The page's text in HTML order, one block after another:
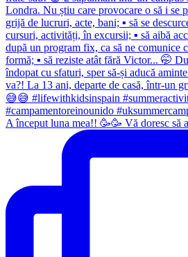
A început luna mea!! 🥳🥳 Vă doresc să